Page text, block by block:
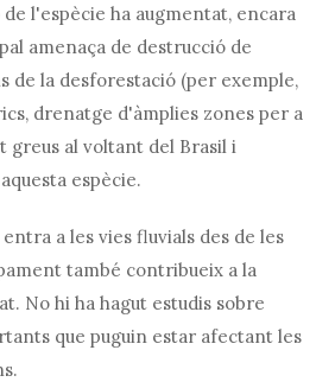
l'espècie ha augmentat, encara
amenaça de destrucció de
de la desforestació (per exemple,
drenatge d'àmplies zones per a
greus al voltant del Brasil i
espècie.
a les vies fluvials des de les
també contribueix a la
No hi ha hagut estudis sobre
que puguin estar afectant les